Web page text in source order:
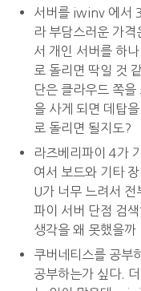
서버를 iwinv 에서
라 부담스러운 가
서 개인 서버를 하
로 돌리면 딱일 것
단은 클라우드 쪽
을 사게 되면 데탑
로 돌리면 될지도?
라즈베리파이 4가
여서 보드와 기타
U가 너무 느려서 전
파이 서버 단점 검
생각을 왜 못했을
쿠버네티스를 공부
공부하는가 싶다.